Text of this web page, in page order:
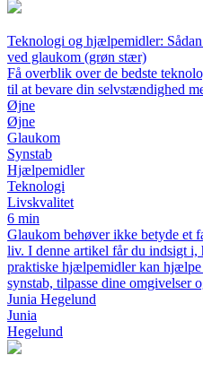
Teknologi og hjælpemidler:
ved glaukom (grøn stær)
Få overblik over de bedste
til at bevare din selvstændighed
Øjne
Øjne
Glaukom
Synstab
Hjælpemidler
Teknologi
Livskvalitet
6 min
Glaukom behøver ikke betyde et
liv. I denne artikel får du indsigt
praktiske hjælpemidler kan hjælpe
synstab, tilpasse dine omgivelser
Junia Hegelund
Junia
Hegelund